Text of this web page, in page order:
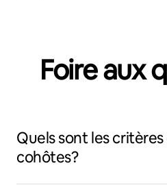
Foire aux
Quels sont les
cohôtes?